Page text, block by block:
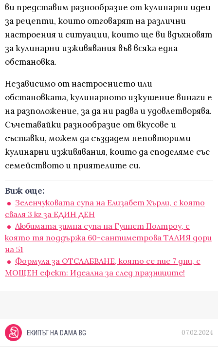
ви представим разнообразие от кулинарни идеи
за рецепти, които отговарят на различни
настроения и ситуации, които ще ви вдъхновят
за кулинарни изживявания във всяка една
обстановка.
Независимо от настроението или
обстановката, кулинарното изкушение винаги е
на разположение, за да ни радва и удовлетворява.
Съчетавайки разнообразие от вкусове и
съставки, можем да създадем неповторими
кулинарни изживявания, които да споделяме със
семейството и приятелите си.
Виж още:
Зеленчуковата супа на Елизабет Хърли, с която
сваля 3 кг за ЕДИН ДЕН
Любимата зимна супа на Гуинет Полтроу, с
която тя поддържа 60-сантиметрова ТАЛИЯ дори
на 51
Формула за ОТСЛАБВАНЕ, която се пие 7 дни, с
МОЩЕН ефект: Идеална за след празниците!
ЕКИПЪТ НА DAMA.BG 07.02.2024